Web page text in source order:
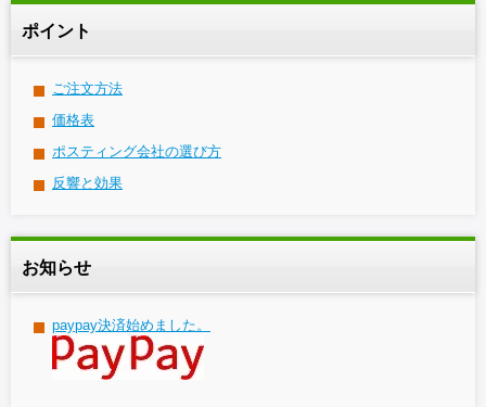
ポイント
ご注文方法
価格表
ポスティング会社の選び方
反響と効果
お知らせ
paypay決済始めました。